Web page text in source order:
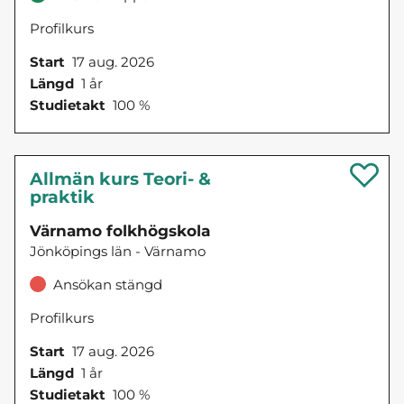
Profilkurs
Start 17 aug. 2026
Längd 1 år
Studietakt 100 %
Allmän kurs Teori- &
praktik
Värnamo folkhögskola
Jönköpings län - Värnamo
Ansökan stängd
Profilkurs
Start 17 aug. 2026
Längd 1 år
Studietakt 100 %